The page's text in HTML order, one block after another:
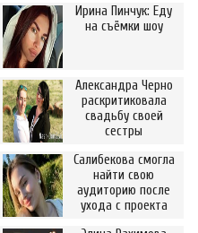
Ирина Пинчук: Еду
на съёмки шоу
Александра Черно
раскритиковала
свадьбу своей
сестры
Салибекова смогла
найти свою
аудиторию после
ухода с проекта